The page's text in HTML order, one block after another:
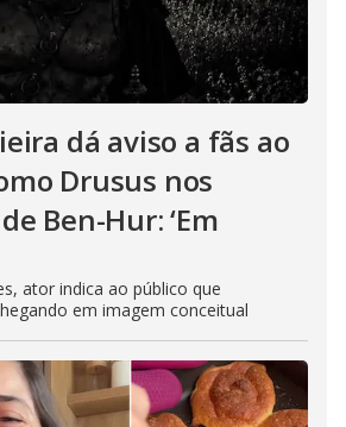
dá aviso a fãs ao
Drusus nos
Ben-Hur: ‘Em
ator indica ao público que
em imagem conceitual